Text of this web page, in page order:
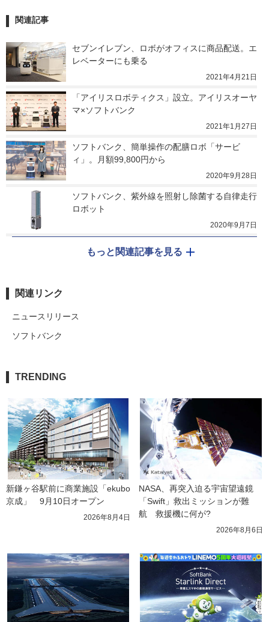
関連記事
セブンイレブン、ロボがオフィスに商品配送。エ
レベーターにも乗る
2021年4月21日
「アイリスロボティクス」設立。アイリスオーヤ
マ×ソフトバンク
2021年1月27日
ソフトバンク、簡単操作の配膳ロボ「サービ
ィ」。月額99,800円から
2020年9月28日
ソフトバンク、紫外線を照射し除菌する自律走行
ロボット
2020年9月7日
もっと関連記事を見る
関連リンク
ニュースリリース
ソフトバンク
TRENDING
新鎌ヶ谷駅前に商業施設「ekubo
京成」　9月10日オープン
2026年8月4日
NASA、再突入迫る宇宙望遠鏡
「Swift」救出ミッションが難
航　救援機に何が?
2026年8月6日